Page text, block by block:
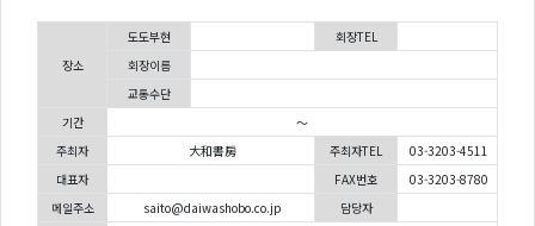
장소
도도부현
회장TEL
회장이름
교통수단
기간
～
주최자
大和書房 주최자TEL
03-3203-4511
대표자
FAX번호
03-3203-8780
메일주소
saito@daiwashobo.co.jp
담당자